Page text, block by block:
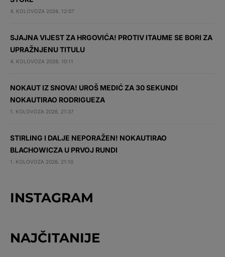
4. KOLOVOZA 2026. 12:07
SJAJNA VIJEST ZA HRGOVIĆA! PROTIV ITAUME SE BORI ZA
UPRAŽNJENU TITULU
4. KOLOVOZA 2026. 10:11
NOKAUT IZ SNOVA! UROŠ MEDIĆ ZA 30 SEKUNDI
NOKAUTIRAO RODRIGUEZA
1. KOLOVOZA 2026. 21:37
STIRLING I DALJE NEPORAŽEN! NOKAUTIRAO
BLACHOWICZA U PRVOJ RUNDI
1. KOLOVOZA 2026. 21:10
INSTAGRAM
NAJČITANIJE